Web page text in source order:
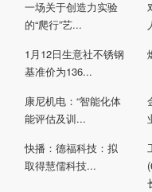
一场关于创造力实验
的“爬行”艺...
1月12日生意社不锈钢
基准价为136...
康尼机电：“智能化体
能评估及训...
快播：德福科技：拟
取得慧儒科技...